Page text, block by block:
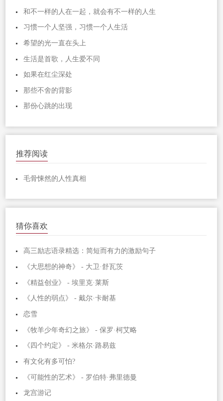
和不一样的人在一起，就会有不一样的人生
习惯一个人坚强，习惯一个人生活
希望的光一直在头上
生活是首歌，人生爱不同
如果在红尘深处
那些不舍的背影
那份心跳的出现
推荐阅读
毛骨悚然的人性真相
猜你喜欢
高三励志语录精选：简短而有力的激励句子
《大思想的神奇》 - 大卫·舒瓦茨
《精益创业》 - 埃里克·莱斯
《人性的弱点》 - 戴尔·卡耐基
恋雪
《牧羊少年奇幻之旅》 - 保罗·柯艾略
《四个约定》 - 米格尔·路易兹
有文化有多可怕?
《可能性的艺术》 - 罗伯特·弗里德曼
龙宫游记